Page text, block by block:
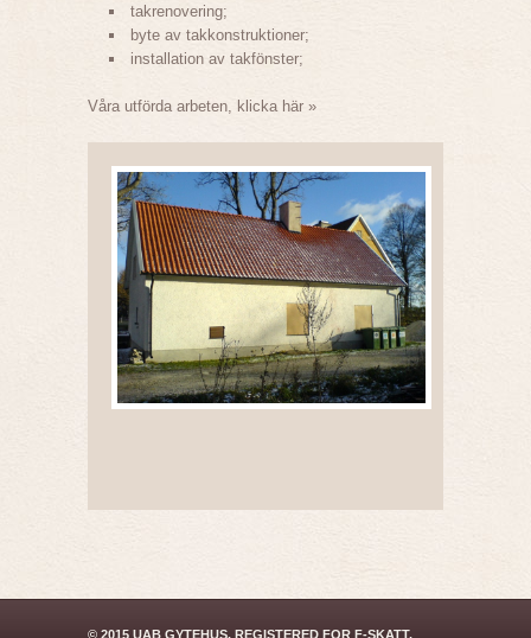
takrenovering;
byte av takkonstruktioner;
installation av takfönster;
Våra utförda arbeten, klicka här »
© 2015 UAB GYTEHUS. REGISTERED FOR F-SKATT.